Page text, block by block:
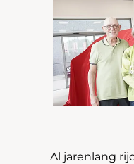
Al jarenlang